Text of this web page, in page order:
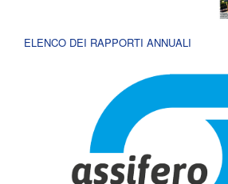
ELENCO DEI RAPPORTI ANNUALI